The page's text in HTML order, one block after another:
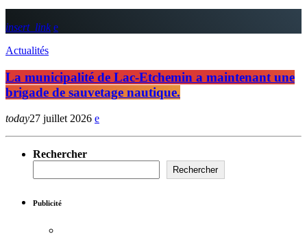
insert_link
Actualités
La municipalité de Lac-Etchemin a maintenant une
brigade de sauvetage nautique.
today27 juillet 2026
Rechercher
Rechercher
Publicité